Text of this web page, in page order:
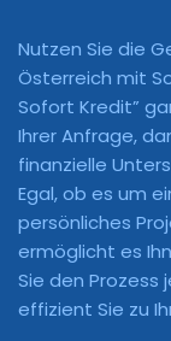
Nutzen Sie die
Österreich mit
Sofort Kredit”
Ihrer Anfrage,
finanzielle
Egal, ob es um
persönliches
ermöglicht es
Sie den Prozess
effizient Sie zu